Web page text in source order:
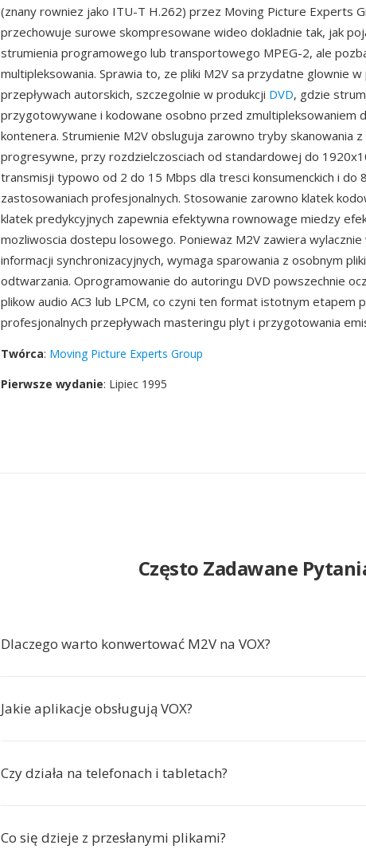
(znany rowniez jako ITU-T H.262) przez Moving Picture Experts
przechowuje surowe skompresowane wideo dokladnie tak, jak
strumienia programowego lub transportowego MPEG-2, ale
multipleksowania. Sprawia to, ze pliki M2V sa przydatne glownie
przepływach autorskich, szczegolnie w produkcji DVD, gdzie
przygotowywane i kodowane osobno przed zmultipleksowaniem
kontenera. Strumienie M2V obsluguja zarowno tryby skanowania
progresywne, przy rozdzielczosciach od standardowej do
transmisji typowo od 2 do 15 Mbps dla tresci konsumenckich i do
zastosowaniach profesjonalnych. Stosowanie zarowno klatek
klatek predykcyjnych zapewnia efektywna rownowage miedzy
mozliwoscia dostepu losowego. Poniewaz M2V zawiera
informacji synchronizacyjnych, wymaga sparowania z osobnym
odtwarzania. Oprogramowanie do autoringu DVD powszechnie
plikow audio AC3 lub LPCM, co czyni ten format istotnym etapem
profesjonalnych przepływach masteringu plyt i przygotowania
Twórca: Moving Picture Experts Group
Pierwsze wydanie: Lipiec 1995
Często Zadawane
Dlaczego warto konwertować M2V na VOX?
Jakie aplikacje obsługują VOX?
Czy działa na telefonach i tabletach?
Co się dzieje z przesłanymi plikami?